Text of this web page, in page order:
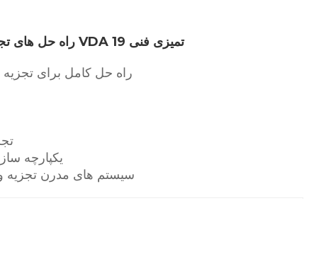
راه حل های تجزیه و تحلیل خودرو برای قطعات VDA 19 تمیزی فنی
راه حل کامل برای
یکپارچه
سیستم های مدرن تجزیه